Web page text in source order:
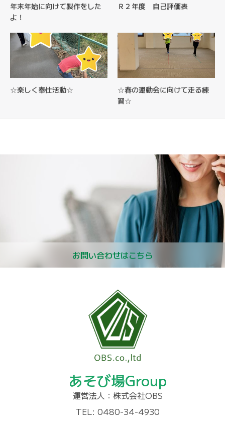
年末年始に向けて製作をした
よ！
Ｒ２年度 自己評価表
☆楽しく奉仕活動☆
☆春の運動会に向けて走る練
習☆
お問い合わせはこちら
あそび場Group
運営法人：株式会社OBS
TEL: 0480-34-4930